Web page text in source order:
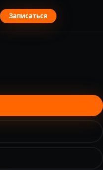
Записаться